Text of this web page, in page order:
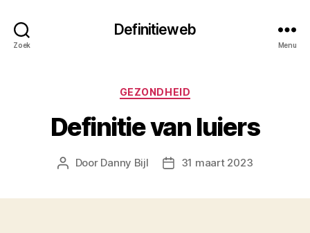
Zoek
Definitieweb
Menu
Categorieën
GEZONDHEID
Definitie van luiers
Berichtauteur
Door Danny Bijl Berichtdatum
31 maart 2023